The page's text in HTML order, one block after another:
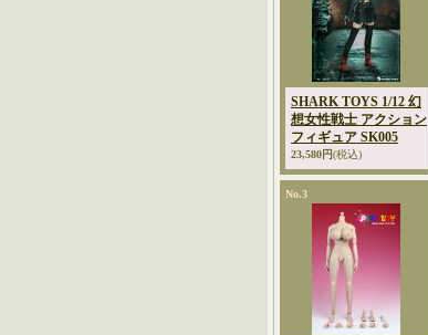
SHARK TOYS 1/12 幻
想女性戦士 アクション
フィギュア SK005
23,580円(税込)
No.3